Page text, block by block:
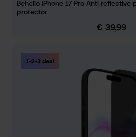
Behello iPhone 17 Pro Anti reflective
protector
Normale prijs:
€ 39,99
1-2-3 deal